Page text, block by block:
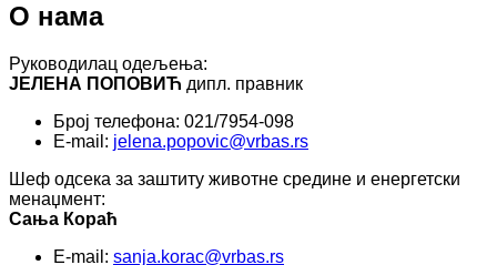
О нама
Руководилац одељења:
ЈЕЛЕНА ПОПОВИЋ дипл. правник
Број телефона: 021/7954-098
E-mail: jelena.popovic@vrbas.rs
Шеф одсека за заштиту животне средине и енергетски
менаџмент:
Сања Кораћ
E-mail: sanja.korac@vrbas.rs